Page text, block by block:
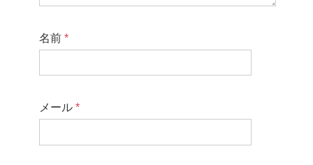
名前 *
メール *